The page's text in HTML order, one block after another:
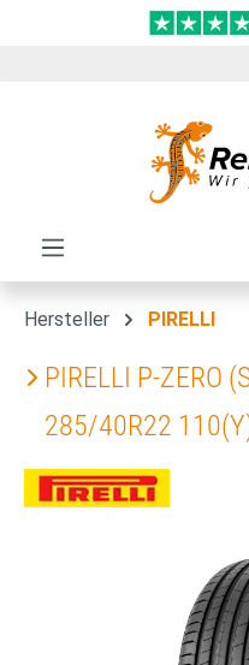
Zum Hauptinhalt springen
Hersteller PIRELLI
PIRELLI P-ZERO
285/40R22
Bildergalerie überspringen